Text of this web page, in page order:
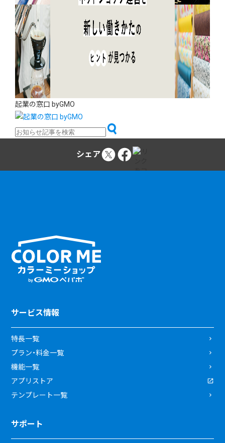
起業の窓口 byGMO
シェア
サービス情報
特長一覧
プラン・料金一覧
機能一覧
アプリストア
テンプレート一覧
サポート